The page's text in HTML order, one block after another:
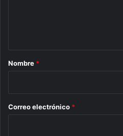
r
*
Nombre *
Correo electrónico *